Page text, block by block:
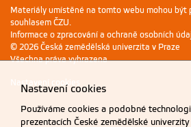
Materiály umístěné na tomto webu mohou být
souhlasem ČZU.
Informace o zpracování a ochraně osobních
© 2026 Česká zemědělská univerzita v Praze
Všechna práva vyhrazena
Nastavení cookies
Nastavení cookies
Používáme cookies a podobné
prezentacích České zemědělské